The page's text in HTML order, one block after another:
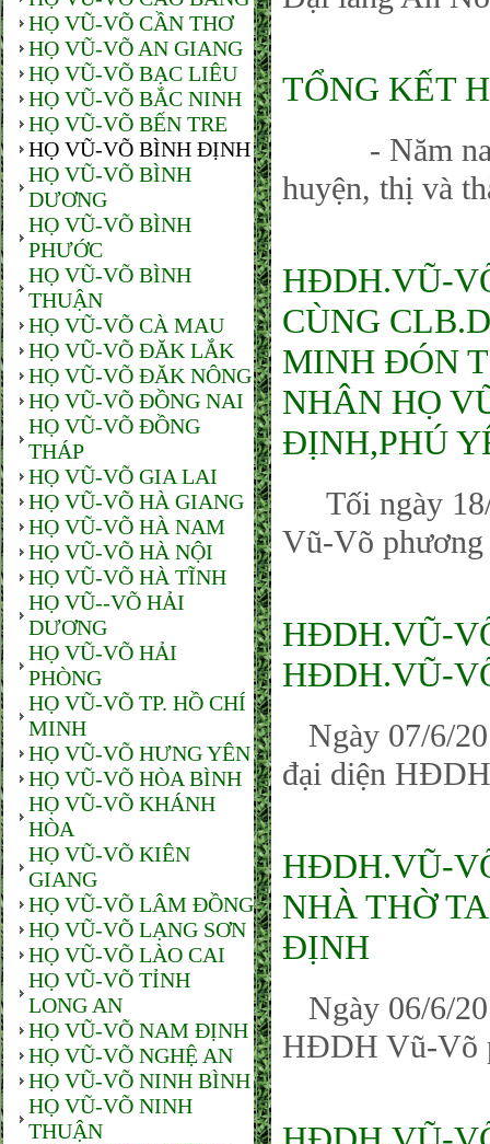
HỌ VŨ-VÕ CẦN THƠ
HỌ VŨ-VÕ AN GIANG
HỌ VŨ-VÕ BẠC LIÊU
HỌ VŨ-VÕ BẮC NINH
HỌ VŨ-VÕ BẾN TRE
HỌ VŨ-VÕ BÌNH ĐỊNH
HỌ VŨ-VÕ BÌNH
DƯƠNG
HỌ VŨ-VÕ BÌNH
PHƯỚC
HỌ VŨ-VÕ BÌNH
THUẬN
HỌ VŨ-VÕ CÀ MAU
HỌ VŨ-VÕ ĐĂK LẮK
HỌ VŨ-VÕ ĐĂK NÔNG
HỌ VŨ-VÕ ĐỒNG NAI
HỌ VŨ-VÕ ĐỒNG
THÁP
HỌ VŨ-VÕ GIA LAI
HỌ VŨ-VÕ HÀ GIANG
HỌ VŨ-VÕ HÀ NAM
HỌ VŨ-VÕ HÀ NỘI
HỌ VŨ-VÕ HÀ TĨNH
HỌ VŨ--VÕ HẢI
DƯƠNG
HỌ VŨ-VÕ HẢI
PHÒNG
HỌ VŨ-VÕ TP. HỒ CHÍ
MINH
HỌ VŨ-VÕ HƯNG YÊN
HỌ VŨ-VÕ HÒA BÌNH
HỌ VŨ-VÕ KHÁNH
HÒA
HỌ VŨ-VÕ KIÊN
GIANG
HỌ VŨ-VÕ LÂM ĐỒNG
HỌ VŨ-VÕ LẠNG SƠN
HỌ VŨ-VÕ LÀO CAI
HỌ VŨ-VÕ TỈNH
LONG AN
HỌ VŨ-VÕ NAM ĐỊNH
HỌ VŨ-VÕ NGHỆ AN
HỌ VŨ-VÕ NINH BÌNH
HỌ VŨ-VÕ NINH
THUẬN
TỔNG KẾT
- Năm nay
huyện, thị và
HĐDH.VŨ-
CÙNG
MINH ĐÓN
NHÂN HỌ
ĐỊNH,PHÚ
Tối ngày 18/
Vũ-Võ phương
HĐDH.VŨ-
HĐDH.VŨ-
Ngày 07/6/
đại diện
HĐDH.VŨ-
NHÀ THỜ
ĐỊNH
Ngày 06/6/
HĐDH Vũ-Võ